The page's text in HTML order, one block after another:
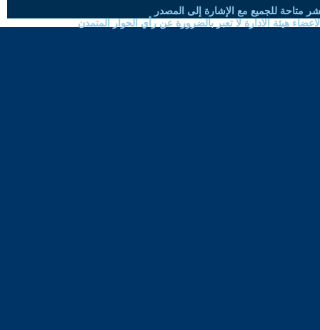
متاحة للجميع مع الإشارة إلى المصدر
هيئة الادارة لا تعبر بالضرورة عن رأي الحوار المتمدن